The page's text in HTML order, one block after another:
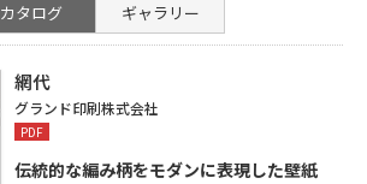
カタログ ギャラリー
網代
グランド印刷株式会社
PDF
伝統的な編み柄をモダンに表現した壁紙